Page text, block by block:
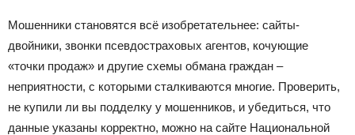
Мошенники становятся всё изобретательнее: сайты-
двойники, звонки псевдостраховых агентов, кочующие
«точки продаж» и другие схемы обмана граждан –
неприятности, с которыми сталкиваются многие. Проверить,
не купили ли вы подделку у мошенников, и убедиться, что
данные указаны корректно, можно на сайте Национальной